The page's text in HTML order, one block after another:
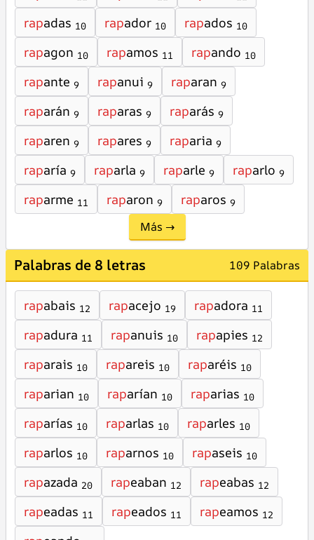
rapadas 10 rapador 10 rapados 10
rapagon 10 rapamos 11 rapando 10
rapante 9 rapanui 9 raparan 9
raparán 9 raparas 9 raparás 9
raparen 9 rapares 9 raparia 9
raparía 9 raparla 9 raparle 9 raparlo 9
raparme 11 raparon 9 raparos 9
Más →
Palabras de 8 letras 109 Palabras
rapabais 12 rapacejo 19 rapadora 11
rapadura 11 rapanuis 10 rapapies 12
raparais 10 rapareis 10 raparéis 10
raparian 10 raparían 10 raparias 10
raparías 10 raparlas 10 raparles 10
raparlos 10 raparnos 10 rapaseis 10
rapazada 20 rapeaban 12 rapeabas 12
rapeadas 11 rapeados 11 rapeamos 12